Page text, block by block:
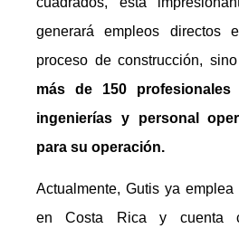
generará empleos directos
proceso de construcción,
más de 150
ingenierías y personal
para su operación.
Actualmente, Gutis ya
en Costa Rica y cuenta